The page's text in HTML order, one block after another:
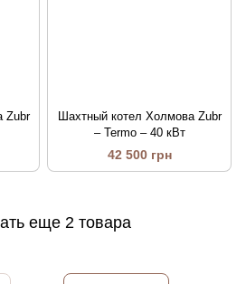
Zubr
Шахтный котел Холмова Zubr
– Termo – 40 кВт
42 500 грн
еще 2 товара